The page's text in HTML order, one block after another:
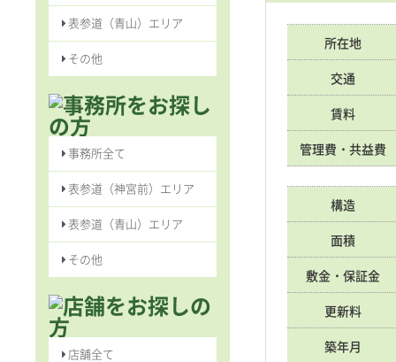
表参道（青山）エリア
その他
事務所全て
表参道（神宮前）エリア
表参道（青山）エリア
その他
店舗全て
所在地
交通
賃料
管理費・共益費
構造
面積
敷金・保証金
更新料
築年月